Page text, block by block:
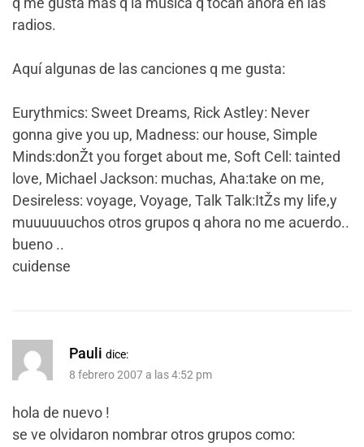
radios.
Aquí algunas de las canciones q me gusta:
Eurythmics: Sweet Dreams, Rick Astley: Never
gonna give you up, Madness: our house, Simple
Minds:donŽt you forget about me, Soft Cell: tainted
love, Michael Jackson: muchas, Aha:take on me,
Desireless: voyage, Voyage, Talk Talk:ItŽs my life,y
muuuuuuchos otros grupos q ahora no me acuerdo..
bueno ..
cuidense
Pauli dice:
8 febrero 2007 a las 4:52 pm
hola de nuevo !
se ve olvidaron nombrar otros grupos como: